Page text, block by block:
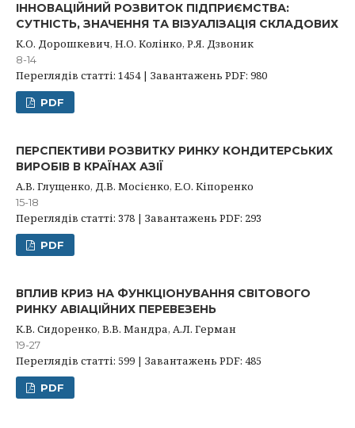
ІННОВАЦІЙНИЙ РОЗВИТОК ПІДПРИЄМСТВА:
СУТНІСТЬ, ЗНАЧЕННЯ ТА ВІЗУАЛІЗАЦІЯ СКЛАДОВИХ
К.О. Дорошкевич, Н.О. Колінко, Р.Я. Дзвоник
8-14
Переглядів статті: 1454 | Завантажень PDF: 980
PDF
ПЕРСПЕКТИВИ РОЗВИТКУ РИНКУ КОНДИТЕРСЬКИХ
ВИРОБІВ В КРАЇНАХ АЗІЇ
А.В. Глущенко, Д.В. Мосієнко, Е.О. Кіпоренко
15-18
Переглядів статті: 378 | Завантажень PDF: 293
PDF
ВПЛИВ КРИЗ НА ФУНКЦІОНУВАННЯ СВІТОВОГО
РИНКУ АВІАЦІЙНИХ ПЕРЕВЕЗЕНЬ
К.В. Сидоренко, В.В. Мандра, А.Л. Герман
19-27
Переглядів статті: 599 | Завантажень PDF: 485
PDF